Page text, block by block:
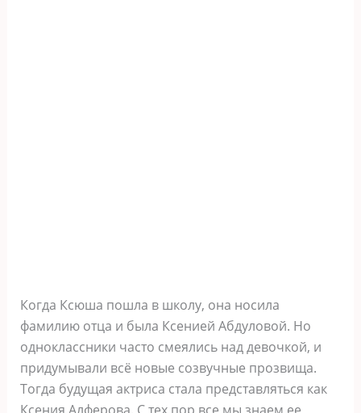
Когда Ксюша пошла в школу, она носила
фамилию отца и была Ксенией Абдуловой. Но
одноклассники часто смеялись над девочкой, и
придумывали всё новые созвучные прозвища.
Тогда будущая актриса стала представляться как
Ксения Алферова. С тех пор все мы знаем ее